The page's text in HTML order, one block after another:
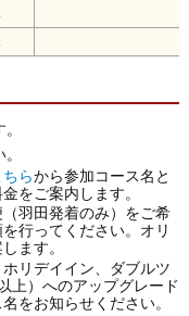
ちらから参加コース名と
をご案内します。
羽田発着のみ）をご希
行ってください。オリ
ます。
リデイイン、ダブルツ
上）へのアップグレード
をお知らせください。